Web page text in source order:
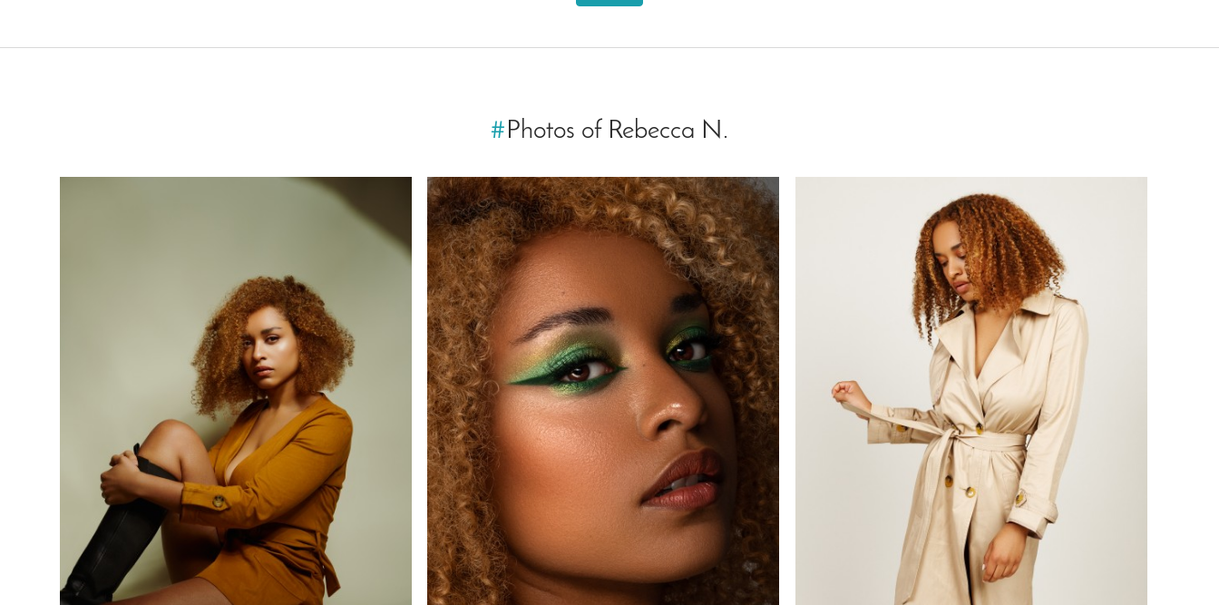
#Photos of Rebecca N.